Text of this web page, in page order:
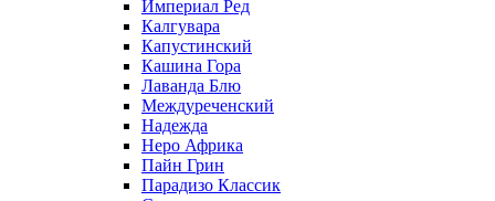
Империал Ред
Калгувара
Капустинский
Кашина Гора
Лаванда Блю
Междуреченский
Надежда
Неро Африка
Пайн Грин
Парадизо Классик